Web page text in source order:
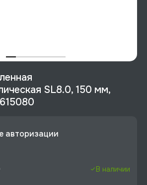
SL8.0, 150 мм,
авторизации
В наличии